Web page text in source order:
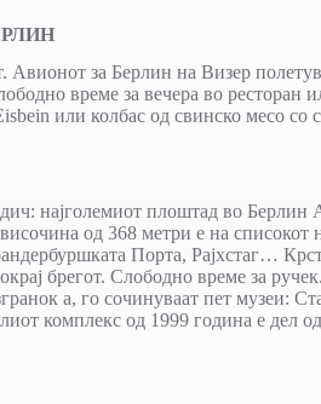
за Берлин на Визер
време за вечера во ресторан
или колбас од свинско месо со
најголемиот плоштад во Берлин
од 368 метри е на списокот
Порта, Рајхстаг…
брегот. Слободно време за
а, го сочинуваат пет музеи:
комплекс од 1999 година е дел